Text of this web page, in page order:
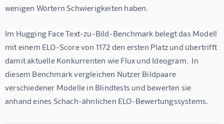
wenigen Wörtern Schwierigkeiten haben.
Im Hugging Face Text-zu-Bild-Benchmark belegt das Modell
mit einem ELO-Score von 1172 den ersten Platz und übertrifft
damit aktuelle Konkurrenten wie Flux und Ideogram.  In
diesem Benchmark vergleichen Nutzer Bildpaare
verschiedener Modelle in Blindtests und bewerten sie
anhand eines Schach-ähnlichen ELO-Bewertungssystems.